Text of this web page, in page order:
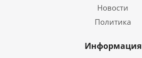
Новости
Политика
Информация